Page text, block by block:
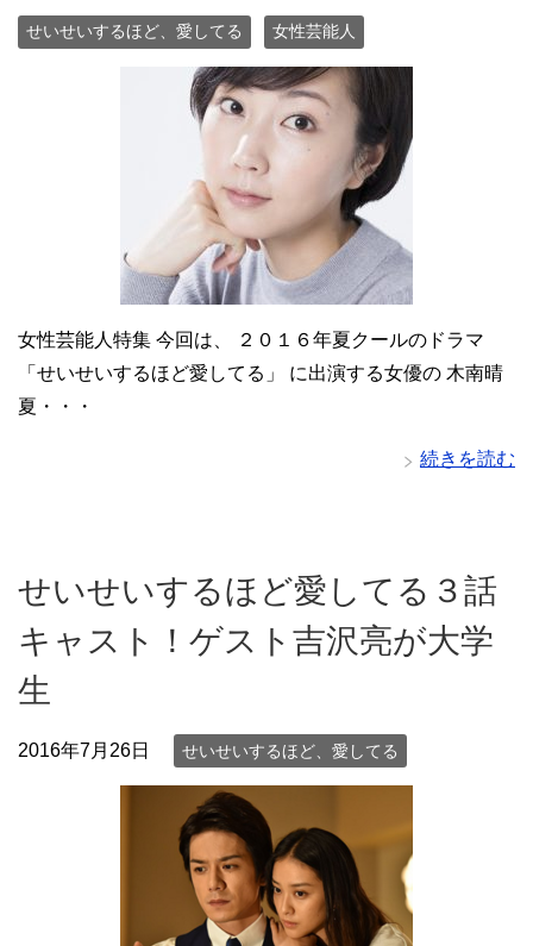
せいせいするほど、愛してる 女性芸能人
女性芸能人特集 今回は、 ２０１６年夏クールのドラマ
「せいせいするほど愛してる」 に出演する女優の 木南晴
夏・・・
続きを読む
せいせいするほど愛してる３話
キャスト！ゲスト吉沢亮が大学
生
2016年7月26日 せいせいするほど、愛してる